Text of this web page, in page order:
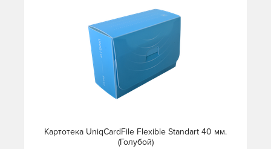
Картотека UniqCardFile Flexible Standart 40 мм.
(Голубой)